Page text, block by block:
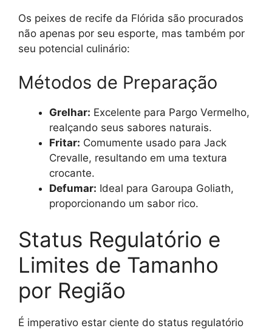
Os peixes de recife da Flórida são procurados
não apenas por seu esporte, mas também por
seu potencial culinário:
Métodos de Preparação
Grelhar: Excelente para Pargo Vermelho,
realçando seus sabores naturais.
Fritar: Comumente usado para Jack
Crevalle, resultando em uma textura
crocante.
Defumar: Ideal para Garoupa Goliath,
proporcionando um sabor rico.
Status Regulatório e
Limites de Tamanho
por Região
É imperativo estar ciente do status regulatório